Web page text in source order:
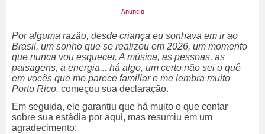
Por alguma razão, desde criança eu sonhava em ir ao
Brasil, um sonho que se realizou em 2026, um momento
que nunca vou esquecer. A música, as pessoas, as
paisagens, a energia... há algo, um certo não sei o quê
em vocês que me parece familiar e me lembra muito
Porto Rico, começou sua declaração.
Em seguida, ele garantiu que há muito o que contar
sobre sua estádia por aqui, mas resumiu em um
agradecimento: